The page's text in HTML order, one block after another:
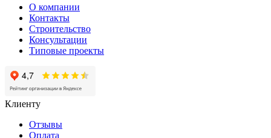
О компании
Контакты
Строительство
Консультации
Типовые проекты
Клиенту
Отзывы
Оплата